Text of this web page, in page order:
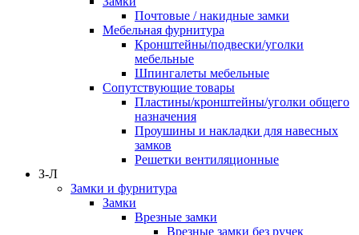
Почтовые / накидные замки
Мебельная фурнитура
Кронштейны/подвески/уголки
мебельные
Шпингалеты мебельные
Сопутствующие товары
Пластины/кронштейны/уголки общего
назначения
Проушины и накладки для навесных
замков
Решетки вентиляционные
З-Л
Замки и фурнитура
Замки
Врезные замки
Врезные замки без ручек